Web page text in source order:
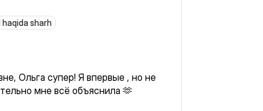
haqida sharh
Ольга супер! Я впервые , но не
мне всё объяснила 🫶